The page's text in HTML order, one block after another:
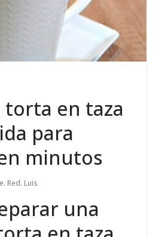
torta en taza
para
minutos
Red. Luis
una